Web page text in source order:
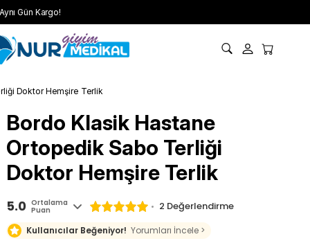
Gün Kargo!
Doktor Hemşire Terlik
Bordo Klasik Hastane
Ortopedik Sabo Terliği
Doktor Hemşire Terlik
5.0 Ortalama
Puan 2 Değerlendirme
Kullanıcılar Beğeniyor! Yorumları İncele >